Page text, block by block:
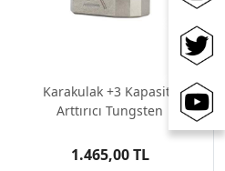
Karakulak +3 Kapasite
Arttırıcı Tungsten
1.465,00 TL